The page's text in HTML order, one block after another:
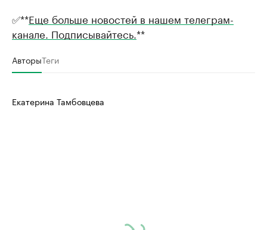
✅**Еще больше новостей в нашем телеграм-
канале. Подписывайтесь. **
АвторыТеги
Екатерина Тамбовцева